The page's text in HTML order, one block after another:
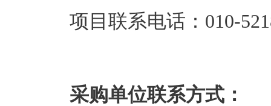
项目联系电话：010-
采购单位联系方式：